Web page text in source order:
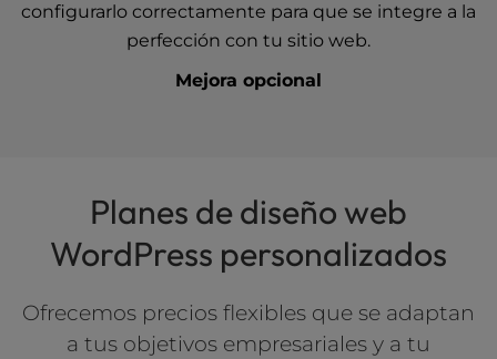
configurarlo correctamente para que se integre a la
perfección con tu sitio web.
Mejora opcional
Planes de diseño web
WordPress personalizados
Ofrecemos precios flexibles que se adaptan
a tus objetivos empresariales y a tu